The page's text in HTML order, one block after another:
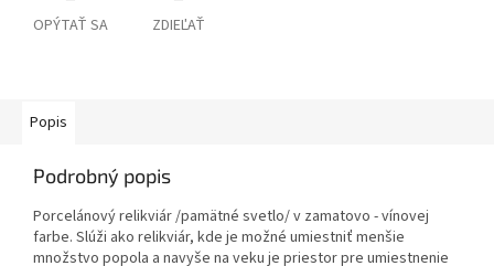
OPÝTAŤ SA ZDIEĽAŤ
Popis
Podrobný popis
Porcelánový relikviár /pamätné svetlo/ v zamatovo - vínovej
farbe. Slúži ako relikviár, kde je možné umiestniť menšie
množstvo popola a navyše na veku je priestor pre umiestnenie